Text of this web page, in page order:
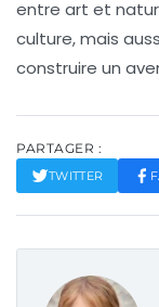
entre art et
culture, mais
construire un
PARTAGER :
TWITTER